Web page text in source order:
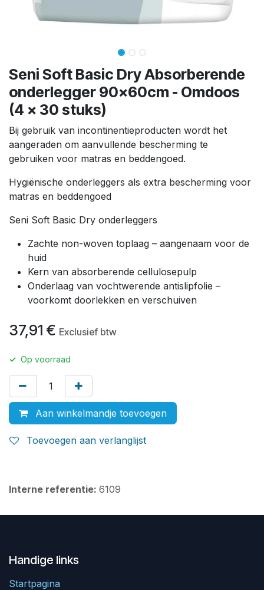
Seni Soft Basic Dry Absorberende
onderlegger 90x60cm - Omdoos
(4 x 30 stuks)
Bij gebruik van incontinentieproducten wordt het
aangeraden om aanvullende bescherming te
gebruiken voor matras en beddengoed.
Hygiënische onderleggers als extra bescherming voor
matras en beddengoed
Seni Soft Basic Dry onderleggers
Zachte non-woven toplaag – aangenaam voor de
huid
Kern van absorberende cellulosepulp
Onderlaag van vochtwerende antislipfolie –
voorkomt doorlekken en verschuiven
37,91 € Exclusief btw
✓ Op voorraad
Aan winkelmandje toevoegen
Toevoegen aan verlanglijst
Interne referentie: 6109
Handige links
Startpagina